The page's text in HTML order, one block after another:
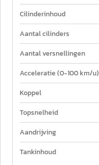
Cilinderinhoud
Aantal cilinders
Aantal versnellingen
Acceleratie (0-100 km/u)
Koppel
Topsnelheid
Aandrijving
Tankinhoud